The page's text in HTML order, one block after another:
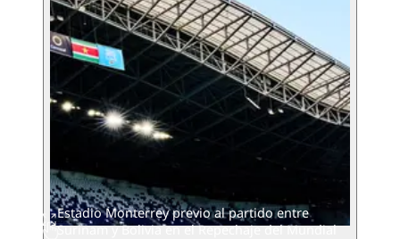
Estadio Monterrey previo al partido entre
Surinam y Bolivia en el Repechaje del Mundial